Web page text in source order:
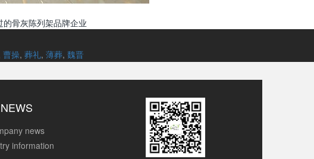
骨灰陈列架品牌企业
曹操, 葬礼, 薄葬, 魏晋
NEWS
news
information